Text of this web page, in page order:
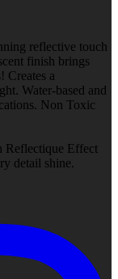
reflective touch
finish brings
Creates a
Water-based and
Non Toxic
Reflectique Effect
detail shine.